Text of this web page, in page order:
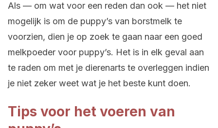
Als — om wat voor een reden dan ook — het niet
mogelijk is om de puppy’s van borstmelk te
voorzien, dien je op zoek te gaan naar een goed
melkpoeder voor puppy’s. Het is in elk geval aan
te raden om met je dierenarts te overleggen indien
je niet zeker weet wat je het beste kunt doen.
Tips voor het voeren van